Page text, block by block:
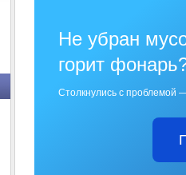
Не убран
горит
Столкнулись с проблемой